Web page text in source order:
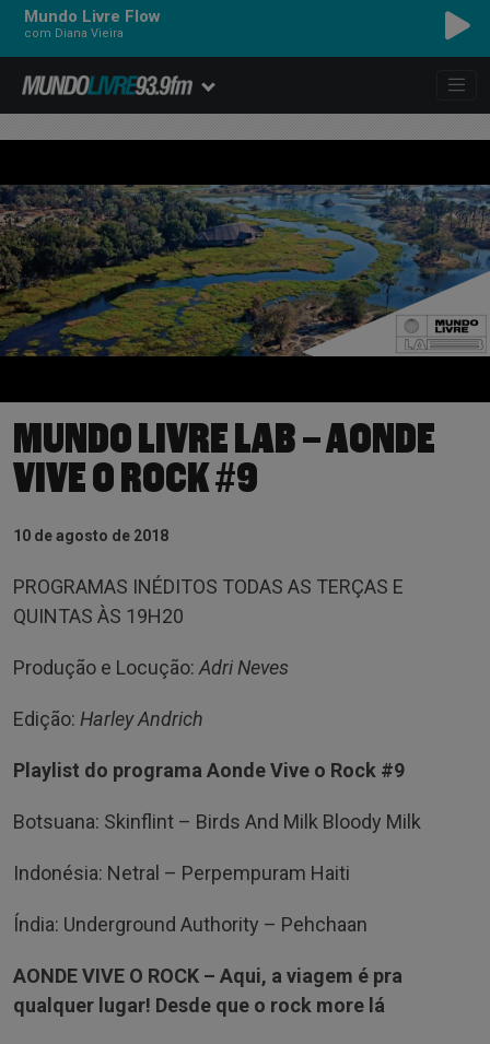
Mundo Livre Flow
com Diana Vieira
MUNDO LIVRE LAB – AONDE
VIVE O ROCK #9
10 de agosto de 2018
PROGRAMAS INÉDITOS TODAS AS TERÇAS E
QUINTAS ÀS 19H20
Produção e Locução: Adri Neves
Edição: Harley Andrich
Playlist do programa Aonde Vive o Rock #9
Botsuana: Skinflint – Birds And Milk Bloody Milk
Indonésia: Netral – Perpempuram Haiti
Índia: Underground Authority – Pehchaan
AONDE VIVE O ROCK – Aqui, a viagem é pra
qualquer lugar! Desde que o rock more lá